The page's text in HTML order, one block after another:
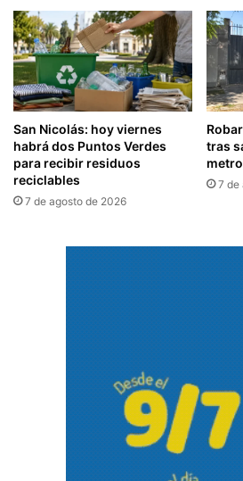
San Nicolás: hoy viernes
habrá dos Puntos Verdes
para recibir residuos
reciclables
7 de agosto de 2026
tras
7 de